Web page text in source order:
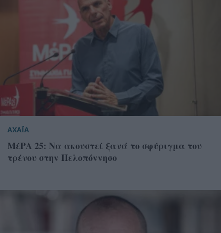
ΑΧΑΪΑ
ΜέΡΑ 25: Να ακουστεί ξανά το σφύριγμα του
τρένου στην Πελοπόννησο